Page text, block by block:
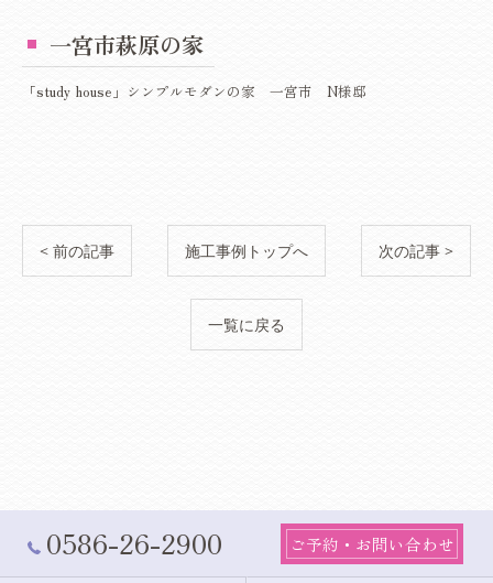
一宮市萩原の家
「study house」シンプルモダンの家 一宮市 N様邸
< 前の記事 施工事例トップへ 次の記事 >
一覧に戻る
0586-26-2900 ご予約・お問い合わせ